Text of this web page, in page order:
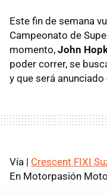
Este fin de semana
Campeonato de
momento, John
poder correr, se
y que será anunciado
Vía | Crescent FIXI
En Motorpasión